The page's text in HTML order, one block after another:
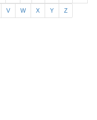
V W X Y Z